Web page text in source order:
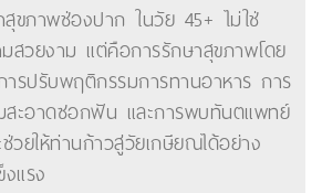
ขภาพช่องปาก ในวัย 45+ ไม่ใช่
มสวยงาม แต่คือการรักษาสุขภาพโดย
รปรับพฤติกรรมการทานอาหาร การ
ะอาดซอกฟัน และการพบทันตแพทย์
วยให้ท่านก้าวสู่วัยเกษียณได้อย่าง
แรง